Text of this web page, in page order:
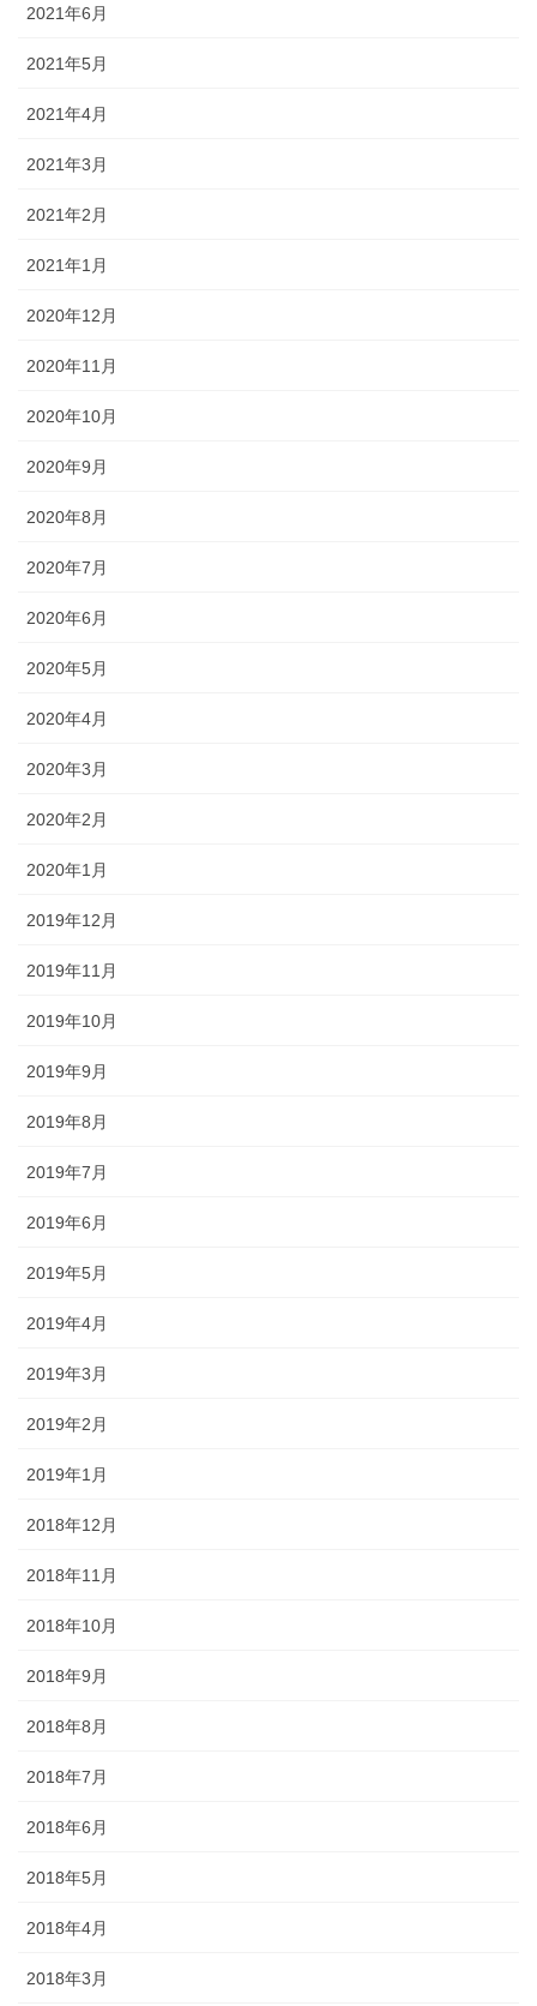
2021年6月
2021年5月
2021年4月
2021年3月
2021年2月
2021年1月
2020年12月
2020年11月
2020年10月
2020年9月
2020年8月
2020年7月
2020年6月
2020年5月
2020年4月
2020年3月
2020年2月
2020年1月
2019年12月
2019年11月
2019年10月
2019年9月
2019年8月
2019年7月
2019年6月
2019年5月
2019年4月
2019年3月
2019年2月
2019年1月
2018年12月
2018年11月
2018年10月
2018年9月
2018年8月
2018年7月
2018年6月
2018年5月
2018年4月
2018年3月